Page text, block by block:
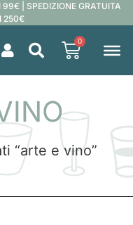
99€ | SPEDIZIONE GRATUITA
250€
0
“arte e vino”